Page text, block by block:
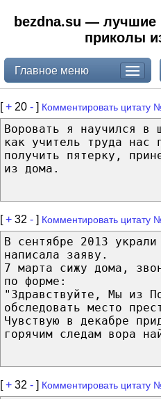
bezdna.su — лучшие
приколы
Главное меню
[+ 20 - ] Комментировать цитату
Воровать я научился в
как учитель труда нас
получить пятерку,
из дома.
[+ 32 - ] Комментировать цитату
В сентябре 2013
написала заяву.
7 марта сижу дома,
по форме:
"Здравствуйте, Мы из
обследовать место
Чувствую в декабре
горячим следам вора
[+ 32 - ] Комментировать цитату